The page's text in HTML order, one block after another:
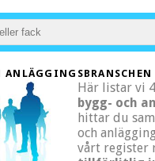
ANLÄGGINGSBRANSCHEN
Här listar vi 4
bygg- och
hittar du
och
vårt register